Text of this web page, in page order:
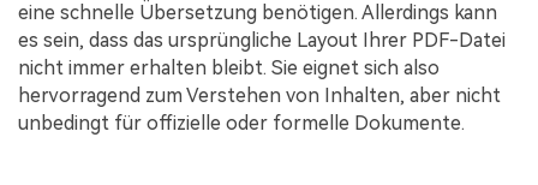
eine schnelle Übersetzung benötigen. Allerdings kann
es sein, dass das ursprüngliche Layout Ihrer PDF-Datei
nicht immer erhalten bleibt. Sie eignet sich also
hervorragend zum Verstehen von Inhalten, aber nicht
unbedingt für offizielle oder formelle Dokumente.